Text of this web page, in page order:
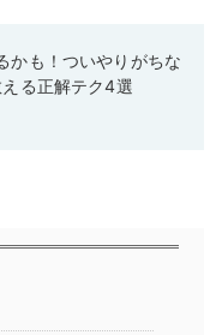
かも！ついやりがちな
る正解テク4選